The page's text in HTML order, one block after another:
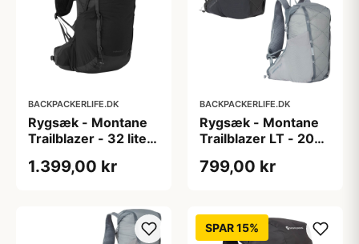
BACKPACKERLIFE.DK
Rygsæk - Montane
Trailblazer - 32 liter
1.399,00 kr
BACKPACKERLIFE.DK
Rygsæk - Montane
Trailblazer LT - 20
799,00 kr
SPAR 15%